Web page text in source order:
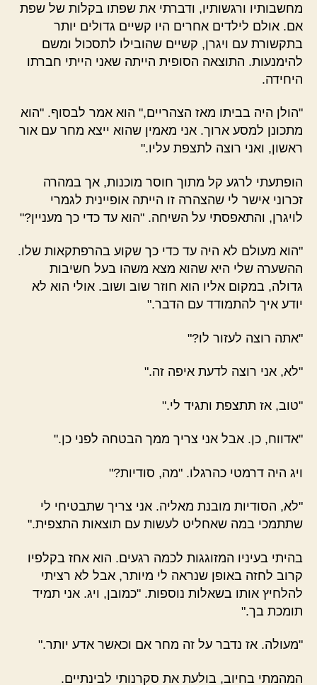
מחשבותיו ורגשותיו, ודברתי את שפתו בקלות של שפת
אם. אולם לילדים אחרים היו קשיים גדולים יותר
בתקשורת עם ויגרן, קשיים שהובילו לתסכול ומשם
להימנעות. התוצאה הסופית הייתה שאני הייתי חברתו
היחידה.
"הולן היה בביתו מאז הצהריים," הוא אמר לבסוף. "הוא
מתכונן למסע ארוך. אני מאמין שהוא ייצא מחר עם אור
ראשון, ואני רוצה לתצפת עליו."
הופתעתי לרגע קל מתוך חוסר מוכנות, אך במהרה
זכרוני אישר לי שהצהרה זו הייתה אופיינית לגמרי
לויגרן, והתאפסתי על השיחה. "הוא עד כדי כך מעניין?"
"הוא מעולם לא היה עד כדי כך שקוע בהרפתקאות שלו.
ההשערה שלי היא שהוא מצא משהו בעל חשיבות
גדולה, במקום אליו הוא חוזר שוב ושוב. אולי הוא לא
יודע איך להתמודד עם הדבר."
"אתה רוצה לעזור לו?"
"לא, אני רוצה לדעת איפה זה."
"טוב, אז תתצפת ותגיד לי."
"אדווח, כן. אבל אני צריך ממך הבטחה לפני כן."
ויג היה דרמטי כהרגלו. "מה, סודיות?"
"לא, הסודיות מובנת מאליה. אני צריך שתבטיחי לי
שתתמכי במה שאחליט לעשות עם תוצאות התצפית."
בהיתי בעיניו המזוגגות לכמה רגעים. הוא אחז בקלפיו
קרוב לחזה באופן שנראה לי מיותר, אבל לא רציתי
להלחיץ אותו בשאלות נוספות. "כמובן, ויג. אני תמיד
תומכת בך."
"מעולה. אז נדבר על זה מחר אם וכאשר אדע יותר."
המהמתי בחיוב, בולעת את סקרנותי לבינתיים.